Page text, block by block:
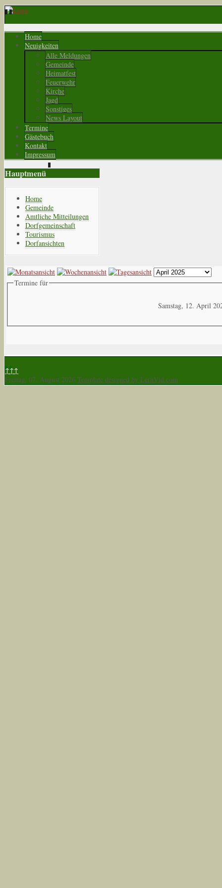
Home
Neuigkeiten
Alle Meldungen
Gemeinde
Heimatfest
Feuerwehr
Kirche
Jagd
Sonstiges
News Layout
Termine
Gästebuch
Kontakt
Impressum
Hauptmenü
Home
Gemeinde
Amtliche Mitteilungen
Dorfgemeinschaft
Tourismus
Dorfansichten
Termine für
Samstag, 12. April
↑↑↑
Freitag, 07. August 2026 Template designed by LernVid.com